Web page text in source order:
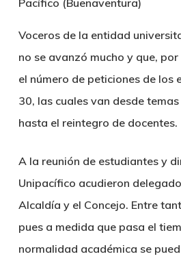
Voceros de la entidad
no se avanzó mucho y que,
el número de peticiones de los
30, las cuales van desde
hasta el reintegro de docentes.
A la reunión de estudiantes y
Unipacífico acudieron
Alcaldía y el Concejo. Entre
pues a medida que pasa el
normalidad académica se